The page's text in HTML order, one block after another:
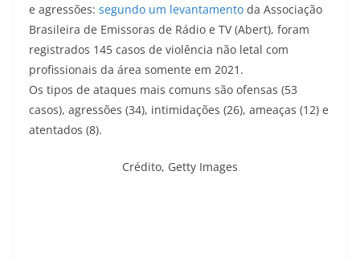
e agressões: segundo um levantamento da Associação
Brasileira de Emissoras de Rádio e TV (Abert), foram
registrados 145 casos de violência não letal com
profissionais da área somente em 2021.
Os tipos de ataques mais comuns são ofensas (53
casos), agressões (34), intimidações (26), ameaças (12) e
atentados (8).
Crédito, Getty Images